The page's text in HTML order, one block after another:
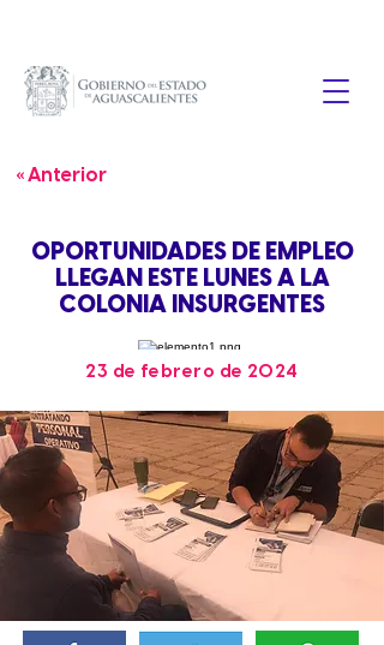
« Anterior
OPORTUNIDADES DE EMPLEO
LLEGAN ESTE LUNES A LA
COLONIA INSURGENTES
23 de febrero de 2024